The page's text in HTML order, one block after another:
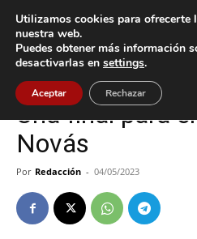
Inicio Deportes
Deportes O Rosal
Una final para
Novás
Por Redacción - 04/05/2023
Utilizamos cookies para ofrecerte
nuestra web.
Puedes obtener más información
desactivarlas en settings.
Aceptar Rechazar